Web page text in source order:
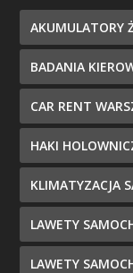
AKUMULATORY
BADANIA
CAR RENT
HAKI
KLIMATYZACJA
LAWETY
LAWETY